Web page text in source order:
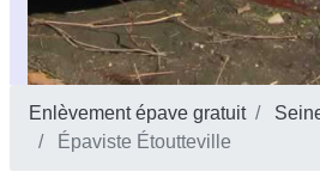
Enlèvement épave gratuit
Épaviste Étoutteville